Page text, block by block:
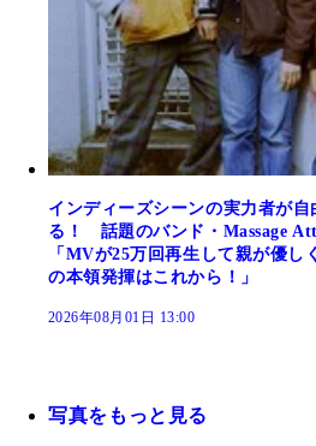
インディーズシーンの実力者が
る！ 話題のバンド・Massage
「MVが25万回再生して親が優し
の本領発揮はこれから！」
2026年08月01日 13:00
写真をもっと見る